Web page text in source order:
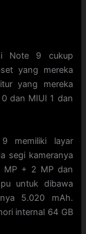
Note 9 cukup
yang mereka
yang mereka
dan MIUI 1 dan
memiliki layar
segi kameranya
MP + 2 MP dan
untuk dibawa
5.020 mAh.
internal 64 GB